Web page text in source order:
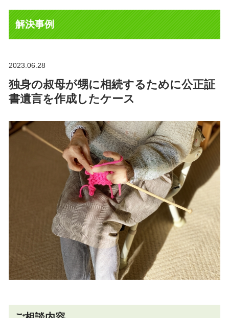
解決事例
2023.06.28
独身の叔母が甥に相続するために公正証
書遺言を作成したケース